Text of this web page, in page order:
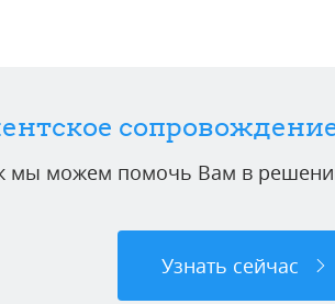
мы можем помочь Вам в
Узнать сейчас